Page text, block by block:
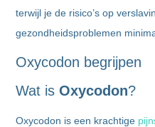
terwijl je de risico’s op
gezondheidsproblemen
Oxycodon begrijpen
Wat isOxycodon?
Oxycodon is een krachtige